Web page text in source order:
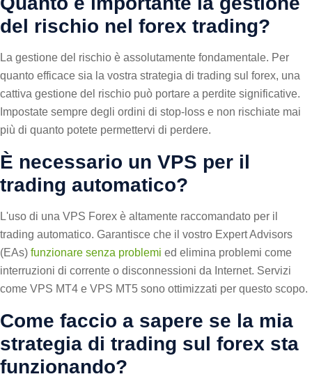
del rischio nel forex trading?
La gestione del rischio è assolutamente fondamentale. Per
quanto efficace sia la vostra strategia di trading sul forex, una
cattiva gestione del rischio può portare a perdite significative.
Impostate sempre degli ordini di stop-loss e non rischiate mai
più di quanto potete permettervi di perdere.
È necessario un VPS per il
trading automatico?
L'uso di una VPS Forex è altamente raccomandato per il
trading automatico. Garantisce che il vostro Expert Advisors
(EAs) funzionare senza problemi ed elimina problemi come
interruzioni di corrente o disconnessioni da Internet. Servizi
come VPS MT4 e VPS MT5 sono ottimizzati per questo scopo.
Come faccio a sapere se la mia
strategia di trading sul forex sta
funzionando?